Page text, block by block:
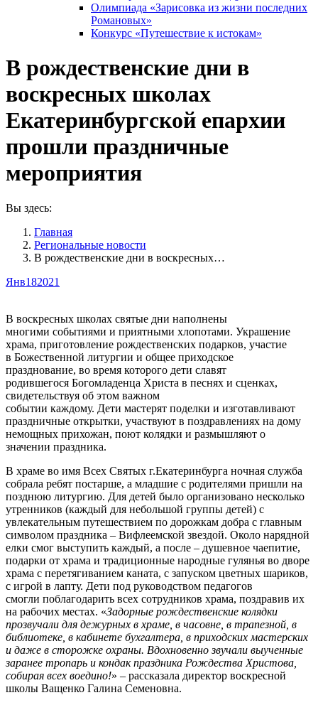
Олимпиада «Зарисовка из жизни последних
Романовых»
Конкурс «Путешествие к истокам»
В рождественские дни в
воскресных школах
Екатеринбургской епархии
прошли праздничные
мероприятия
Вы здесь:
Главная
Pегиональные новости
В рождественские дни в воскресных…
Янв182021
В воскресных школах святые дни наполнены
многими событиями и приятными хлопотами. Украшение
храма, приготовление рождественских подарков, участие
в Божественной литургии и общее приходское
празднование, во время которого дети славят
родившегося Богомладенца Христа в песнях и сценках,
свидетельствуя об этом важном
событии каждому. Дети мастерят поделки и изготавливают
праздничные открытки, участвуют в поздравлениях на дому
немощных прихожан, поют колядки и размышляют о
значении праздника.
В храме во имя Всех Святых г.Екатеринбурга ночная служба
собрала ребят постарше, а младшие с родителями пришли на
позднюю литургию. Для детей было организовано несколько
утренников (каждый для небольшой группы детей) с
увлекательным путешествием по дорожкам добра с главным
символом праздника – Вифлеемской звездой. Около нарядной
елки смог выступить каждый, а после – душевное чаепитие,
подарки от храма и традиционные народные гулянья во дворе
храма с перетягиванием каната, с запуском цветных шариков,
с игрой в лапту. Дети под руководством педагогов
смогли поблагодарить всех сотрудников храма, поздравив их
на рабочих местах. «Задорные рождественские колядки
прозвучали для дежурных в храме, в часовне, в трапезной, в
библиотеке, в кабинете бухгалтера, в приходских мастерских
и даже в сторожке охраны. Вдохновенно звучали выученные
заранее тропарь и кондак праздника Рождества Христова,
собирая всех воедино!» – рассказала директор воскресной
школы Ващенко Галина Семеновна.